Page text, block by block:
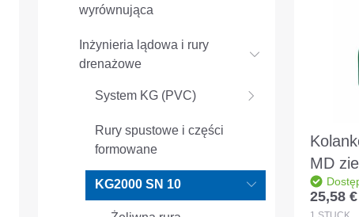
wyrównująca
Inżynieria lądowa i rury
drenażowe
System KG (PVC)
Rury spustowe i części
formowane
KG2000 SN 10
MD
DN/
DIN
Cena
25,58 €